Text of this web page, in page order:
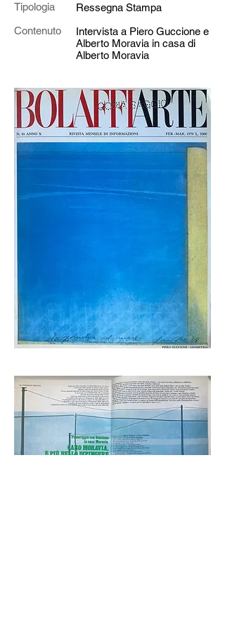
Tipologia
Contenuto
Ressegna Stampa
Intervista a Piero Guccione e
Alberto Moravia in casa di
Alberto Moravia